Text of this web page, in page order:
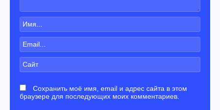
Сохранить моё имя, email и адрес сайта в этом
браузере для последующих моих комментариев.